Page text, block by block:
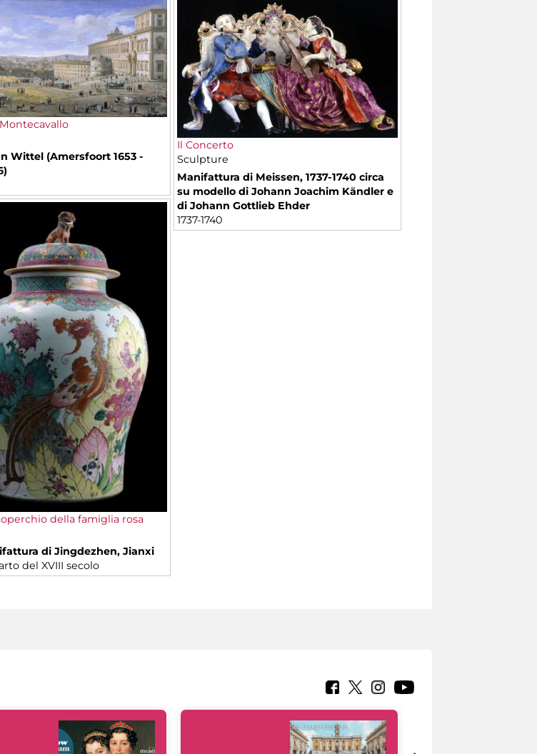
Wittel (Amersfoort 1653 -
Il Concerto
Sculpture
Manifattura di Meissen, 1737-1740 circa
su modello di Johann Joachim Kändler e
di Johann Gottlieb Ehder
1737-1740
della famiglia rosa
di Jingdezhen, Jianxi
del XVIII secolo